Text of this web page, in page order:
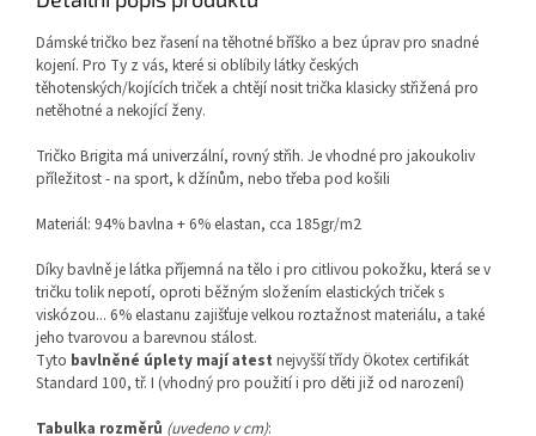
Dámské tričko bez řasení na těhotné bříško a bez úprav pro snadné
kojení. Pro Ty z vás, které si oblíbily látky českých
těhotenských/kojících triček a chtějí nosit trička klasicky střižená pro
netěhotné a nekojící ženy.
Tričko Brigita má univerzální, rovný střih. Je vhodné pro jakoukoliv
příležitost - na sport, k džínům, nebo třeba pod košili
Materiál: 94% bavlna + 6% elastan, cca 185gr/m2
Díky bavlně je látka příjemná na tělo i pro citlivou pokožku, která se v
tričku tolik nepotí, oproti běžným složením elastických triček s
viskózou... 6% elastanu zajišťuje velkou roztažnost materiálu, a také
jeho tvarovou a barevnou stálost.
Tyto bavlněné úplety mají atest nejvyšší třídy Ökotex certifikát
Standard 100, tř. I (vhodný pro použití i pro děti již od narození)
Tabulka rozměrů (uvedeno v cm):